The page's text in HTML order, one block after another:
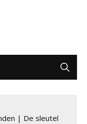
| De sleutel